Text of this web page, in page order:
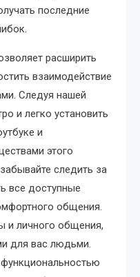
последние
расширить
взаимодействие
Следуя нашей
и легко установить
и
этого
следить за
все доступные
общения.
и личного общения,
для вас людьми.